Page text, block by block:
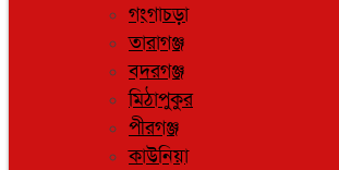
গংগাচড়া
তারাগঞ্জ
বদরগঞ্জ
মিঠাপুকুর
পীরগঞ্জ
কাউনিয়া